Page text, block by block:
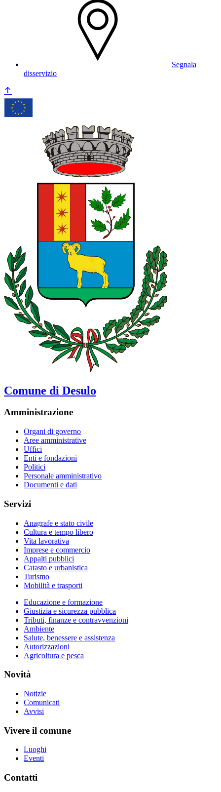
Segnala
disservizio
Comune di Desulo
Amministrazione
Organi di governo
Aree amministrative
Uffici
Enti e fondazioni
Politici
Personale amministrativo
Documenti e dati
Servizi
Anagrafe e stato civile
Cultura e tempo libero
Vita lavorativa
Imprese e commercio
Appalti pubblici
Catasto e urbanistica
Turismo
Mobilità e trasporti
Educazione e formazione
Giustizia e sicurezza pubblica
Tributi, finanze e contravvenzioni
Ambiente
Salute, benessere e assistenza
Autorizzazioni
Agricoltura e pesca
Novità
Notizie
Comunicati
Avvisi
Vivere il comune
Luoghi
Eventi
Contatti